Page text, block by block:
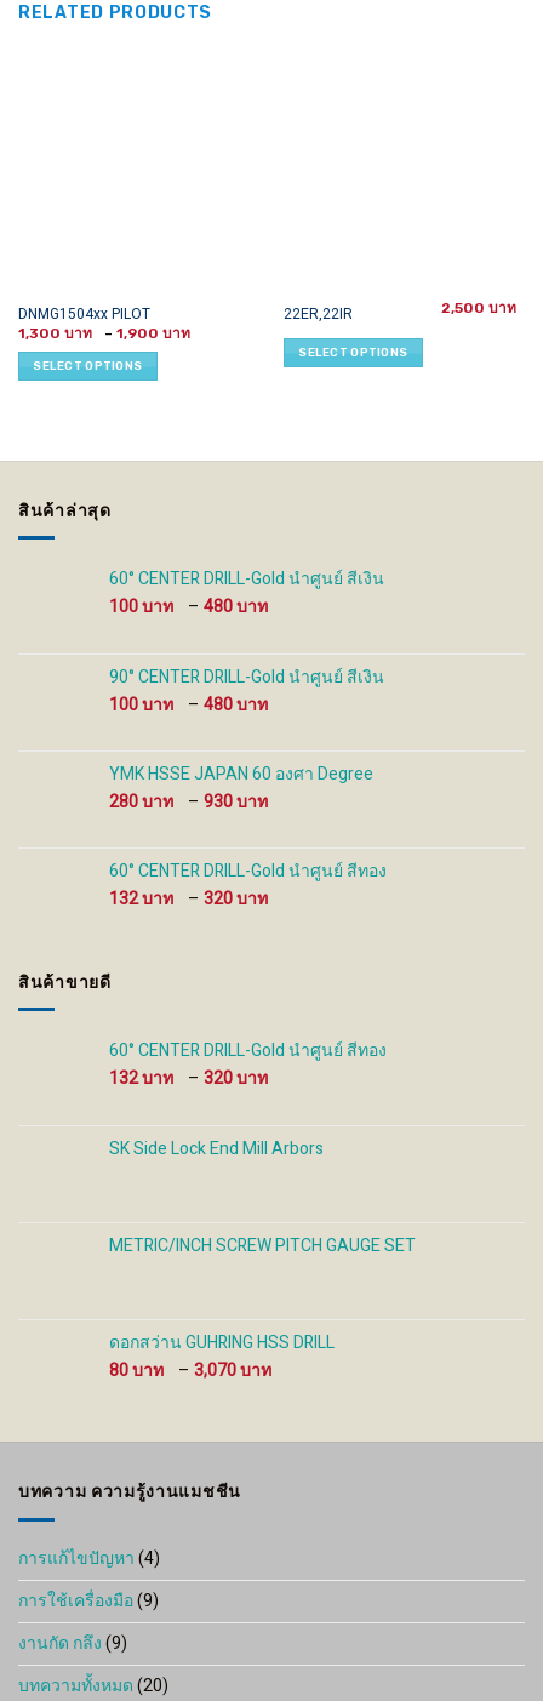
RELATED PRODUCTS
DNMG1504xx PILOT
1,300 – 1,900
SELECT OPTIONS
This
product
has
multiple
chosen
on
22ER,22IR 2,500
SELECT OPTIONS
This
product
has
product
สินค้าล่าสุด
60° CENTER DRILL-Gold นำศูนย์ สีเงิน
100
– 480
100 ฿
through
480 ฿
90° CENTER DRILL-Gold นำศูนย์ สีเงิน
100
– 480
100 ฿
through
YMK HSSE JAPAN 60 องศา Degree
280
– 930
280 ฿
through
930 ฿
60° CENTER DRILL-Gold นำศูนย์ สีทอง
132
– 320
สินค้าขายดี
60° CENTER DRILL-Gold นำศูนย์ สีทอง
132
– 320
132 ฿
through
SK Side Lock End Mill Arbors
METRIC/INCH SCREW PITCH GAUGE SET
ดอกสว่าน GUHRING HSS DRILL
80
– 3,070
through
บทความ ความรู้งานแมชชีน
การแก้ไขปัญหา(4)
การใช้เครื่องมือ(9)
งานกัด กลึง(9)
บทความทั้งหมด(20)